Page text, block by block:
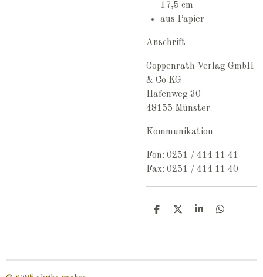
17,5 cm
aus Papier
Anschrift
Coppenrath Verlag GmbH
& Co KG
Hafenweg 30
48155 Münster
Kommunikation
Fon: 0251 / 414 11 41
Fax: 0251 / 414 11 40
T
n
T
n
T
n
T
n